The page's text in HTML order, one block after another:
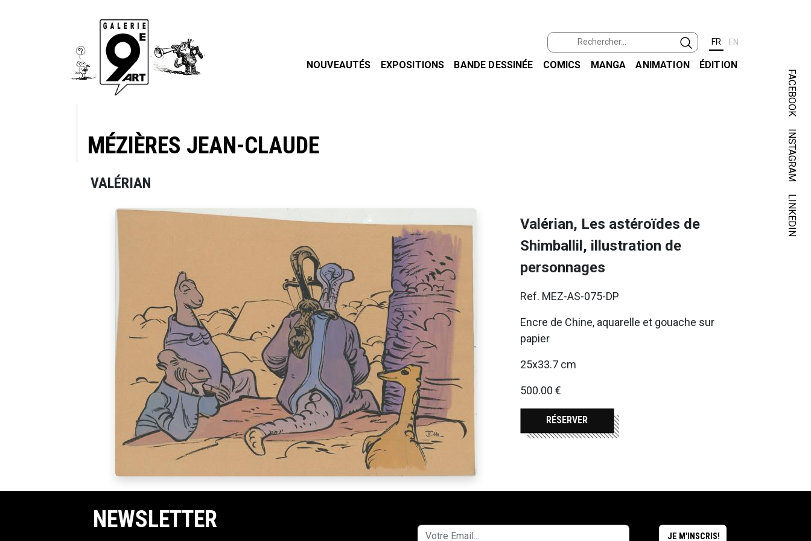
FR EN
NOUVEAUTÉS EXPOSITIONS BANDE DESSINÉE COMICS MANGA ANIMATION ÉDITION
FACEBOOK
INSTAGRAM
LINKEDIN
MÉZIÈRES JEAN-CLAUDE
VALÉRIAN
Valérian, Les astéroïdes de
Shimballil, illustration de
personnages
Ref. MEZ-AS-075-DP
Encre de Chine, aquarelle et gouache sur
papier
25x33.7 cm
500.00 €
RÉSERVER
NEWSLETTER